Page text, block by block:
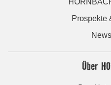
Prospekte
Über